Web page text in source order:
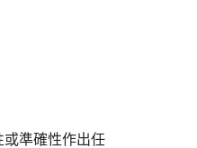
準確性作出任